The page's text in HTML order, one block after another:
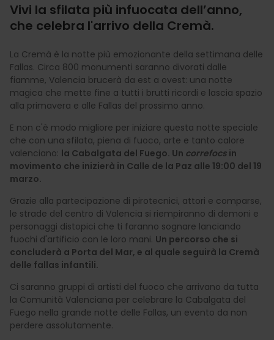
Vivi la sfilata più infuocata dell’anno,
che celebra l'arrivo della Cremà.
La Cremà è la notte più emozionante della settimana delle
Fallas. Circa 800 monumenti saranno divorati dalle
fiamme, Valencia brucerà da est a ovest: una notte
magica che mette fine a tutti i brutti ricordi e lascia spazio
alla primavera e alle Fallas del prossimo anno.
E non c'è modo migliore per iniziare questa notte speciale
che con una sfilata, piena di fuoco, arte e tanto calore
valenciano: la Cabalgata del Fuego. Un correfocs in
movimento che inizierà in Calle de la Paz alle 19:00 del 19
marzo.
Grazie alla partecipazione di pirotecnici, attori e comparse,
le strade del centro di Valencia si riempiranno di demoni e
personaggi distopici che ti faranno sognare lanciando
fuochi d'artificio con le loro mani. Un percorso che si
concluderà a Porta del Mar, e al quale seguirà la Cremà
delle fallas infantili.
Ci saranno gruppi di artisti del fuoco che arrivano da tutta
la Comunità Valenciana per celebrare la Cabalgata del
Fuego nella grande notte delle Fallas, un evento da non
perdere assolutamente.